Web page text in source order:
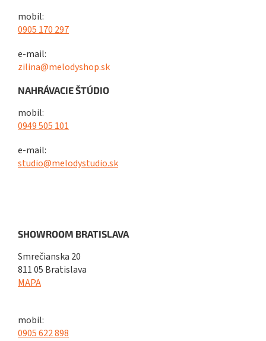
mobil:
0905 170 297
e-mail:
zilina@melodyshop.sk
NAHRÁVACIE ŠTÚDIO
mobil:
0949 505 101
e-mail:
studio@melodystudio.sk
SHOWROOM BRATISLAVA
Smrečianska 20
811 05 Bratislava
MAPA
mobil:
0905 622 898